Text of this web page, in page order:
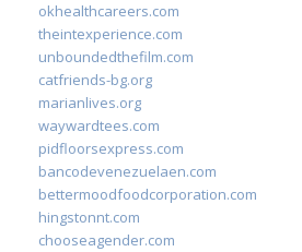
okhealthcareers.com
theintexperience.com
unboundedthefilm.com
catfriends-bg.org
marianlives.org
waywardtees.com
pidfloorsexpress.com
bancodevenezuelaen.com
bettermoodfoodcorporation.com
hingstonnt.com
chooseagender.com